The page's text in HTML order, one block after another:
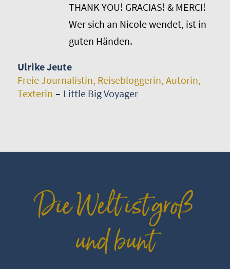
THANK YOU! GRACIAS! & MERCI!
Wer sich an Nicole wendet, ist in
guten Händen.
Ulrike Jeute
Freie Journalistin, Reisebloggerin, Autorin,
Texterin – Little Big Voyager
Die Welt ist groß
und bunt